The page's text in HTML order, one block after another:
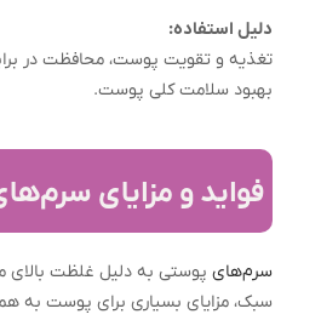
دلیل استفاده:
تغذیه و تقویت پوست، محافظت در
بهبود سلامت کلی پوست.
فواید و مزایای
سرم‌های پوستی به دلیل غلظت بالای
سبک، مزایای بسیاری برای پوست به